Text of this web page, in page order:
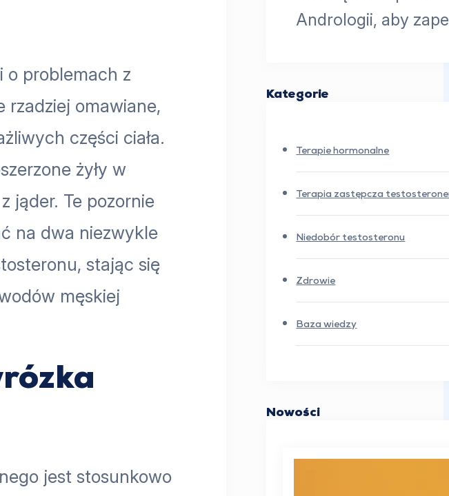
o problemach z
rzadziej omawiane,
części ciała.
żyły w
jąder. Te pozornie
na dwa niezwykle
stając się
męskiej
jest stosunkowo
Andrologii, aby
Kategorie
Terapie hormonalne
Terapia zastępcza
Niedobór testosteronu
Zdrowie
Baza wiedzy
Nowości